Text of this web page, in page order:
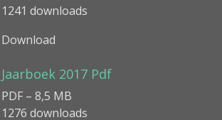
1241 downloads
Download
Jaarboek 2017 Pdf
PDF – 8,5 MB
1276 downloads